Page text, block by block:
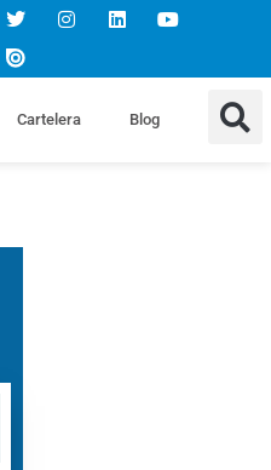
Cartelera Blog